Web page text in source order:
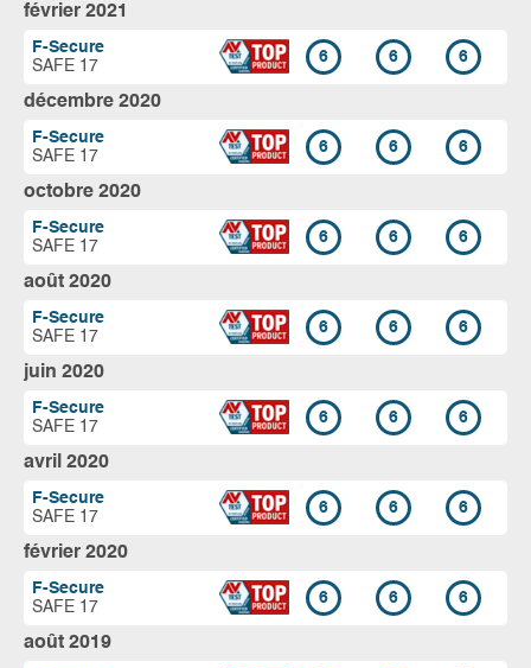
février 2021
F-Secure
SAFE 17
6 6 6
décembre 2020
F-Secure
SAFE 17
6 6 6
octobre 2020
F-Secure
SAFE 17
6 6 6
août 2020
F-Secure
SAFE 17
6 6 6
juin 2020
F-Secure
SAFE 17
6 6 6
avril 2020
F-Secure
SAFE 17
6 6 6
février 2020
F-Secure
SAFE 17
6 6 6
août 2019